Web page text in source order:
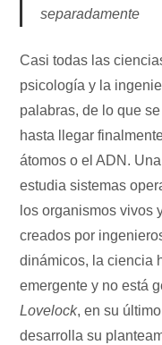
separadamente
Casi todas las
psicología y la
palabras, de lo que
hasta llegar
átomos o el ADN.
estudia sistemas
los organismos vivos
creados por
dinámicos, la ciencia
emergente y no está
Lovelock, en su
desarrolla su